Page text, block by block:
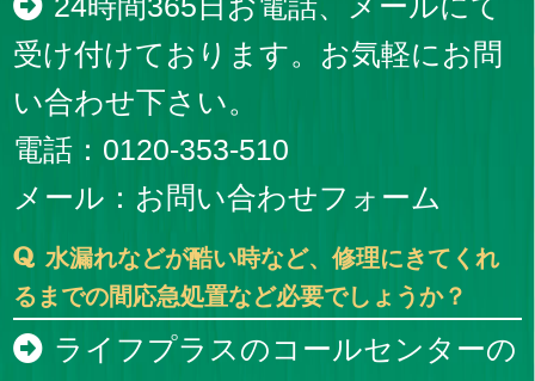
受け付けております。お気軽にお問
い合わせ下さい。
電話：0120-353-510
メール： お問い合わせフォーム
水漏れなどが酷い時など、修理にきてくれ
るまでの間応急処置など必要でしょうか？
ライフプラスのコールセンターの